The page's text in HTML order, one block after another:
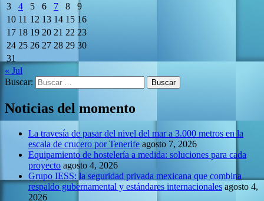
3
4 5 6 7 8
9
10 11 12 13 14 15 16
17 18 19 20 21 22 23
24 25 26 27 28 29 30
31
« Jul
Buscar:
Noticias del momento
La travesía de pasar del nivel del mar a 3.000 metros en la
escala de crucero por Tenerife agosto 7, 2026
Equipamiento de hostelería a medida: soluciones para cada
proyecto agosto 4, 2026
Grupo IESS: la seguridad privada mexicana que combina
respaldo gubernamental y estándares internacionales agosto 4,
2026